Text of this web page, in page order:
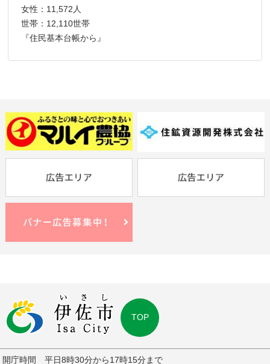
女性：11,572人
世帯：12,110世帯
『住民基本台帳から』
TOP
開庁時間 平日8時30分から17時15分まで